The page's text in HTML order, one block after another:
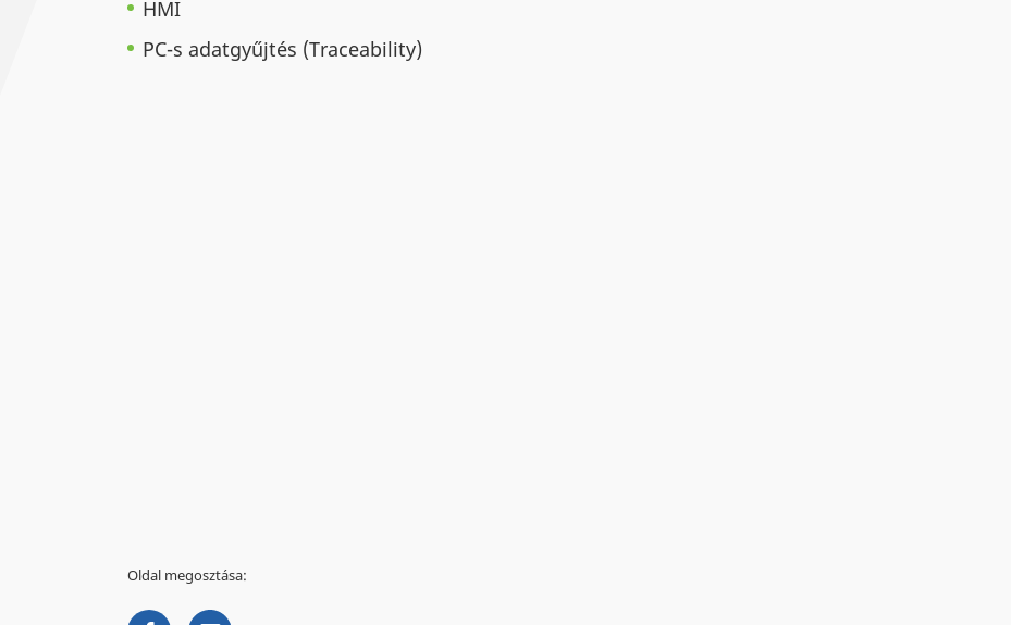
HMI
PC-s adatgyűjtés (Traceability)
Oldal megosztása: